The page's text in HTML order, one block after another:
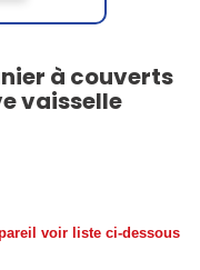
à couverts
vaisselle
voir liste ci-dessous